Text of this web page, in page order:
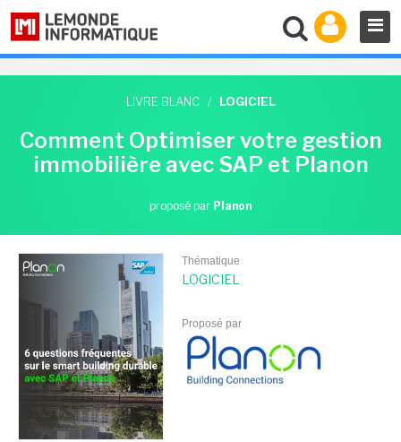
LIVRE BLANC / LOGICIEL
Comment Optimiser votre gestion
immobilière avec SAP et Planon
proposé par Planon
Thématique
LOGICIEL
Proposé par